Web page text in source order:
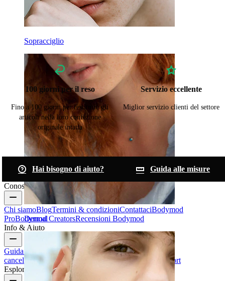
Sopracciglio
Dermal
100 giorni per il reso
Fino a 100 giorni per restituire gli
articoli nella loro confezione
originale intatta
Servizio eccellente
Miglior servizio clienti del settore
Hai bisogno di aiuto?
Guida alle misure
Conosci Bodymod
Chi siamoBlogTermini & condizioniContattaciBodymod
ProBodymod CreatorsRecensioni Bodymod
Info & Aiuto
Guida alle taglieTraccia il tuo ordineConsegna Resi &
cancellazioni
Pagamenti Il mio accountBodymod support
Esplora